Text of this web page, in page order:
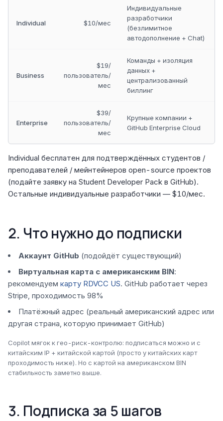
Individual $10/мес
Индивидуальные
разработчики
(безлимитное
автодополнение + Chat)
Business
$19/
пользователь/
мес
Команды + изоляция
данных +
централизованный
биллинг
Enterprise
$39/
пользователь/
мес
Крупные компании +
GitHub Enterprise Cloud
Individual бесплатен для подтверждённых студентов /
преподавателей / мейнтейнеров open-source проектов
(подайте заявку на Student Developer Pack в GitHub).
Остальные индивидуальные разработчики — $10/мес.
2. Что нужно до подписки
Аккаунт GitHub (подойдёт существующий)
Виртуальная карта с американским BIN:
рекомендуем карту RDVCC US. GitHub работает через
Stripe, проходимость 98%
Платёжный адрес (реальный американский адрес или
другая страна, которую принимает GitHub)
Copilot мягок к гео-риск-контролю: подписаться можно и с
китайским IP + китайской картой (просто у китайских карт
проходимость ниже). Но с картой на американском BIN
стабильность заметно выше.
3. Подписка за 5 шагов